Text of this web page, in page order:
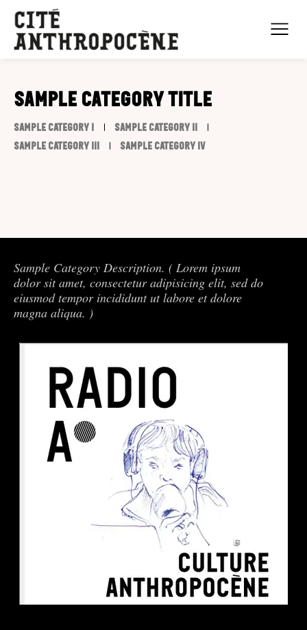
Sample Category Title
SAMPLE CATEGORY I
SAMPLE CATEGORY II
SAMPLE CATEGORY III
SAMPLE CATEGORY IV
Sample Category Description. ( Lorem ipsum
dolor sit amet, consectetur adipisicing elit, sed do
eiusmod tempor incididunt ut labore et dolore
magna aliqua. )